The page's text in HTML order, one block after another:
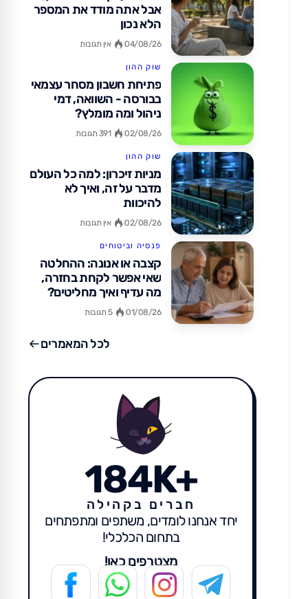
אבל אתה מודד את המספר
הלא נכון
04/08/26 אין תגובות
שוק ההון
פתיחת חשבון מסחר עצמאי
בבורסה - השוואה, דמי
ניהול ומה מומלץ?
02/08/26 391 תגובות
שוק ההון
מניות זיכרון: למה כל העולם
מדבר על זה, ואיך לא
להיכוות
02/08/26 אין תגובות
פנסיה וביטוחים
קצבה או אנונה: ההחלטה
שאי אפשר לקחת בחזרה,
מה עדיף ואיך מחליטים?
01/08/26 5 תגובות
לכל המאמרים
184K+
חברים בקהילה
יחד אנחנו לומדים, משתפים ומתפתחים
בתחום הכלכלי!
מצטרפים כאן!